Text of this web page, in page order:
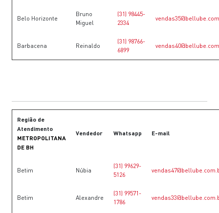
Belo Horizonte
Bruno
Miguel
(31) 98445-
2334
Barbacena Reinaldo
(31) 98766-
6899
Região de
Atendimento
METROPOLITANA
DE BH
Vendedor Whatsapp E-mail
Betim Núbia
(31) 99629-
5126
Betim Alexandre
(31) 99571-
1786